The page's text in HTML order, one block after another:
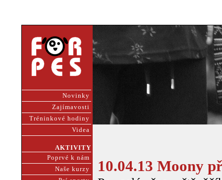
Novinky
Zajímavosti
Tréninkové hodiny
Videa
AKTIVITY
Poprvé k nám
Naše kurzy
10.04.13 Moony